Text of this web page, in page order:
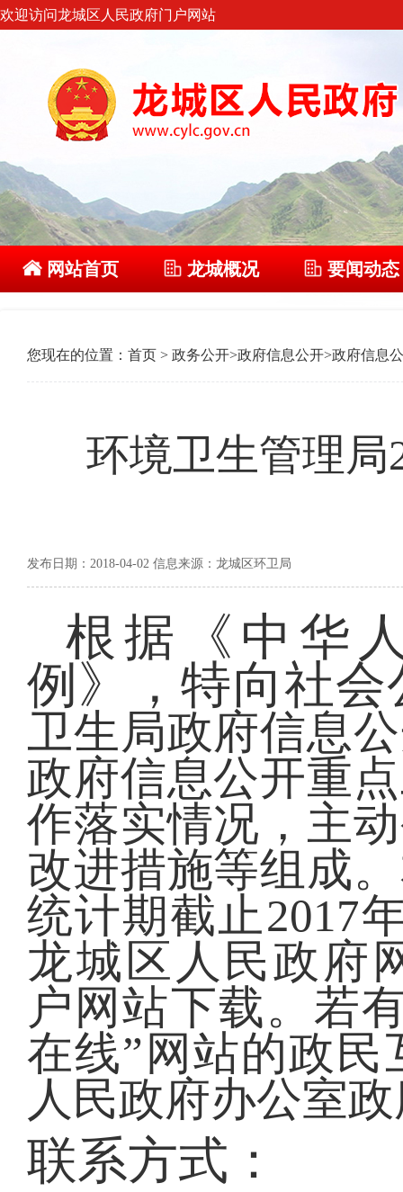
欢迎访问龙城区人民政府门户网站
网站首页 龙城概况 要闻动态
您现在的位置： 首页 > 政务公开>政府信息公开>政府信息
环境卫生管理局
发布日期：2018-04-02 信息来源：龙城区环卫局
根据《中华
例》，特向社会
卫生局政府信息
政府信息公开重
作落实情况，主
改进措施等组成
统计期截止2017
龙城区人民政府
户网站下载。若
在线”网站的政
人民政府办公室
联系方式：